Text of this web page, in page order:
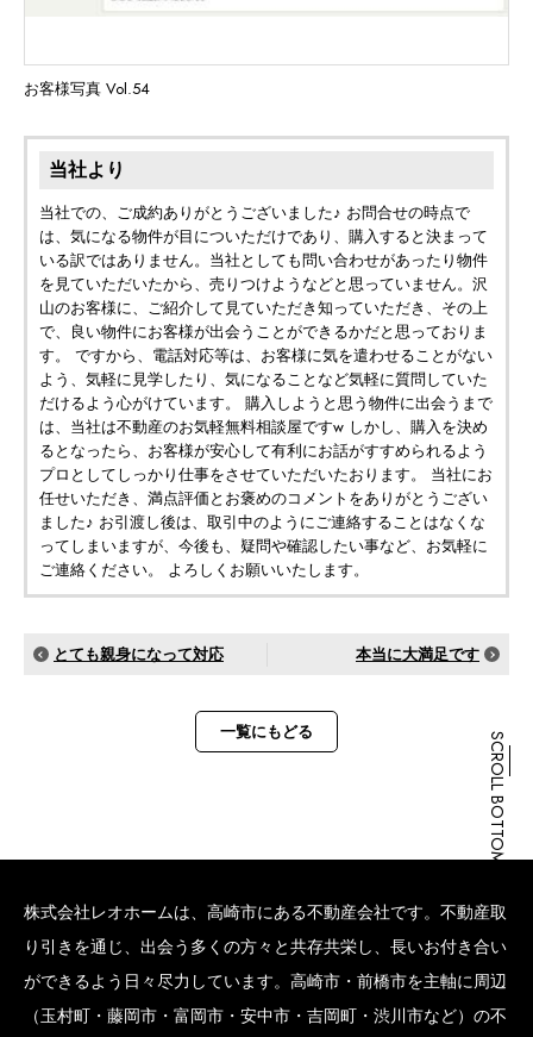
お客様写真 Vol.54
当社より
当社での、ご成約ありがとうございました♪ お問合せの時点で
は、気になる物件が目についただけであり、購入すると決まって
いる訳ではありません。当社としても問い合わせがあったり物件
を見ていただいたから、売りつけようなどと思っていません。沢
山のお客様に、ご紹介して見ていただき知っていただき、その上
で、良い物件にお客様が出会うことができるかだと思っておりま
す。 ですから、電話対応等は、お客様に気を遣わせることがない
よう、気軽に見学したり、気になることなど気軽に質問していた
だけるよう心がけています。 購入しようと思う物件に出会うまで
は、当社は不動産のお気軽無料相談屋ですw しかし、購入を決め
るとなったら、お客様が安心して有利にお話がすすめられるよう
プロとしてしっかり仕事をさせていただいたおります。 当社にお
任せいただき、満点評価とお褒めのコメントをありがとうござい
ました♪ お引渡し後は、取引中のようにご連絡することはなくな
ってしまいますが、今後も、疑問や確認したい事など、お気軽に
ご連絡ください。 よろしくお願いいたします。
とても親身になって対応 本当に大満足です
一覧にもどる
株式会社レオホームは、高崎市にある不動産会社です。不動産取
り引きを通じ、出会う多くの方々と共存共栄し、長いお付き合い
ができるよう日々尽力しています。高崎市・前橋市を主軸に周辺
（玉村町・藤岡市・富岡市・安中市・吉岡町・渋川市など）の不
SCROLL BOTTOM